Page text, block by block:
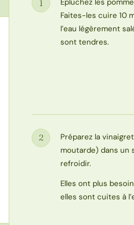
Étape
1
Épluchez les
Faites-les cuire 10
l’eau légèrement
sont tendres.
Étape
2
Préparez la
moutarde) dans un
refroidir.
Elles ont plus
elles sont cuites à